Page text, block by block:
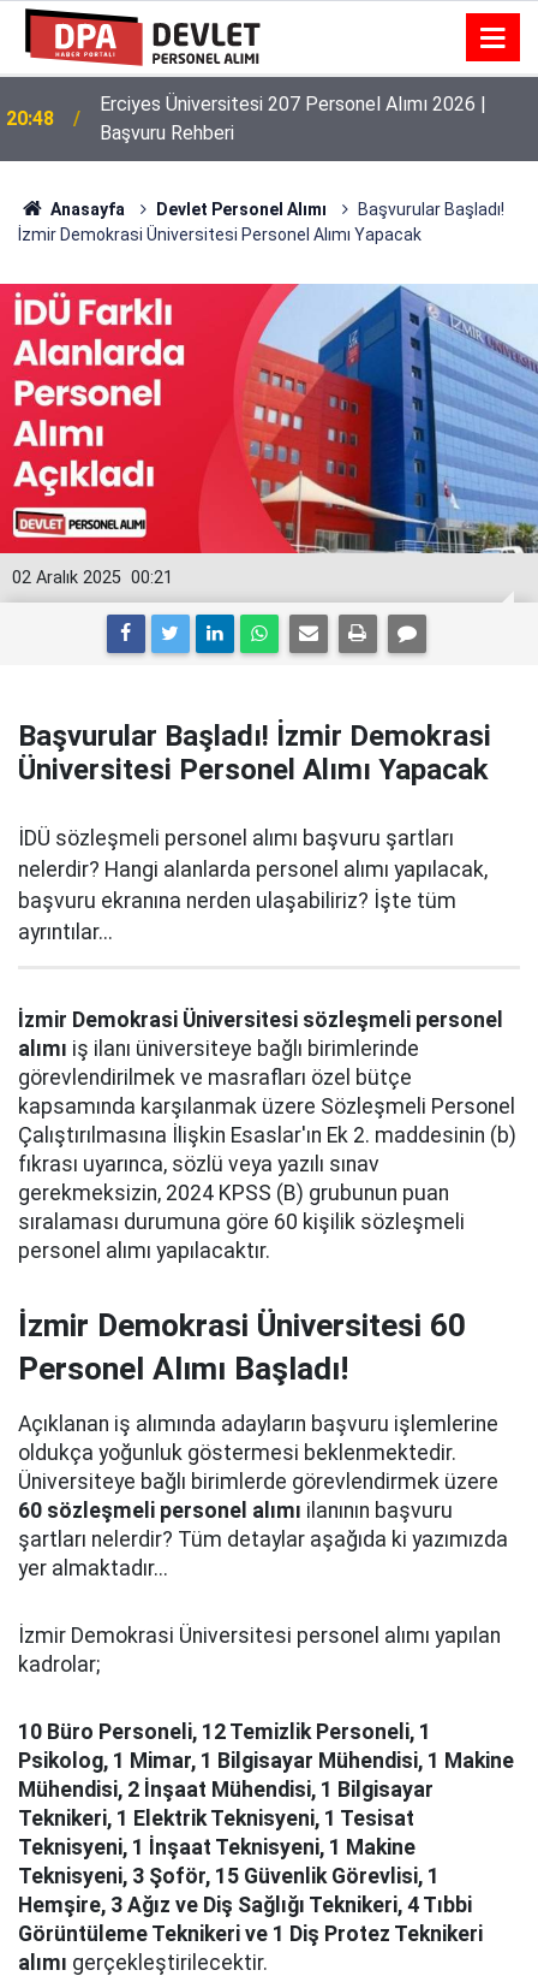
20:48
Erciyes Üniversitesi 207 Personel Alımı 2026 |
Başvuru Rehberi
Anasayfa Devlet Personel Alımı
Başvurular Başladı!
İzmir Demokrasi Üniversitesi Personel Alımı Yapacak
00:21
02 Aralık 2025
Başvurular Başladı! İzmir Demokrasi
Üniversitesi Personel Alımı Yapacak
İDÜ sözleşmeli personel alımı başvuru şartları
nelerdir? Hangi alanlarda personel alımı yapılacak,
başvuru ekranına nerden ulaşabiliriz? İşte tüm
ayrıntılar...
İzmir Demokrasi Üniversitesi sözleşmeli personel
alımı iş ilanı üniversiteye bağlı birimlerinde
görevlendirilmek ve masrafları özel bütçe
kapsamında karşılanmak üzere Sözleşmeli Personel
Çalıştırılmasına İlişkin Esaslar'ın Ek 2. maddesinin (b)
fıkrası uyarınca, sözlü veya yazılı sınav
gerekmeksizin, 2024 KPSS (B) grubunun puan
sıralaması durumuna göre 60 kişilik sözleşmeli
personel alımı yapılacaktır.
İzmir Demokrasi Üniversitesi 60
Personel Alımı Başladı!
Açıklanan iş alımında adayların başvuru işlemlerine
oldukça yoğunluk göstermesi beklenmektedir.
Üniversiteye bağlı birimlerde görevlendirmek üzere
60 sözleşmeli personel alımı ilanının başvuru
şartları nelerdir? Tüm detaylar aşağıda ki yazımızda
yer almaktadır...
İzmir Demokrasi Üniversitesi personel alımı yapılan
kadrolar;
10 Büro Personeli, 12 Temizlik Personeli, 1
Psikolog, 1 Mimar, 1 Bilgisayar Mühendisi, 1 Makine
Mühendisi, 2 İnşaat Mühendisi, 1 Bilgisayar
Teknikeri, 1 Elektrik Teknisyeni, 1 Tesisat
Teknisyeni, 1 İnşaat Teknisyeni, 1 Makine
Teknisyeni, 3 Şoför, 15 Güvenlik Görevlisi, 1
Hemşire, 3 Ağız ve Diş Sağlığı Teknikeri, 4 Tıbbi
Görüntüleme Teknikeri ve 1 Diş Protez Teknikeri
alımı gerçekleştirilecektir.